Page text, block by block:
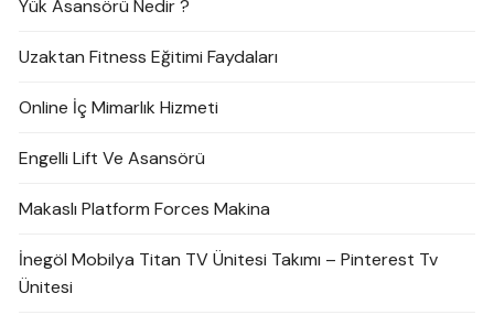
Yük Asansörü Nedir ?
Uzaktan Fitness Eğitimi Faydaları
Online İç Mimarlık Hizmeti
Engelli Lift Ve Asansörü
Makaslı Platform Forces Makina
İnegöl Mobilya Titan TV Ünitesi Takımı – Pinterest Tv
Ünitesi